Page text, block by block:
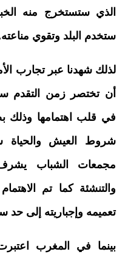
الذي ستستخرج منه
ستخدم البلد وتقوي
لذلك شهدنا عبر تجارب
أن تختصر زمن التقدم
في قلب اهتمامها وذلك
شروط العيش والحياة
مجمعات الشباب يشرف
والتنشئة كما تم
تعميمه وإجباريته إلى
بينما في المغرب اعتبرت